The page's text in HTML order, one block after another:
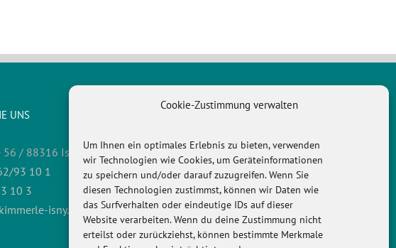
Cookie-Zustimmung verwalten
Um Ihnen ein optimales Erlebnis zu bieten, verwenden
wir Technologien wie Cookies, um Geräteinformationen
zu speichern und/oder darauf zuzugreifen. Wenn Sie
diesen Technologien zustimmst, können wir Daten wie
das Surfverhalten oder eindeutige IDs auf dieser
Website verarbeiten. Wenn du deine Zustimmung nicht
erteilst oder zurückziehst, können bestimmte Merkmale
UNS
/ 88316 Isny
93 10 1
10 3
isny.de
Cookie-Richtlinie (EU)
Datenschutz / Haftung
Impressum